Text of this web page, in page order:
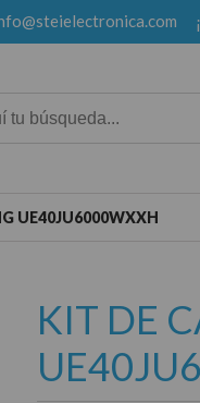
UE40JU6000WXXH
KIT DE